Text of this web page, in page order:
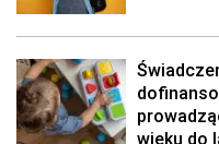
wieku do